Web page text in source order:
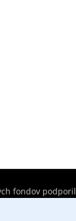
fondov podporil